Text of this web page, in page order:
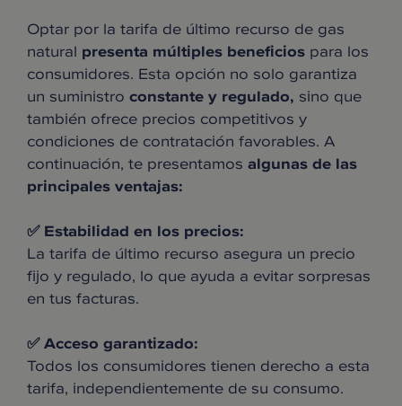
Optar por la tarifa de último recurso de gas
natural presenta múltiples beneficios para los
consumidores. Esta opción no solo garantiza
un suministro constante y regulado, sino que
también ofrece precios competitivos y
condiciones de contratación favorables. A
continuación, te presentamos algunas de las
principales ventajas:
✅ Estabilidad en los precios:
La tarifa de último recurso asegura un precio
fijo y regulado, lo que ayuda a evitar sorpresas
en tus facturas.
✅ Acceso garantizado:
Todos los consumidores tienen derecho a esta
tarifa, independientemente de su consumo.